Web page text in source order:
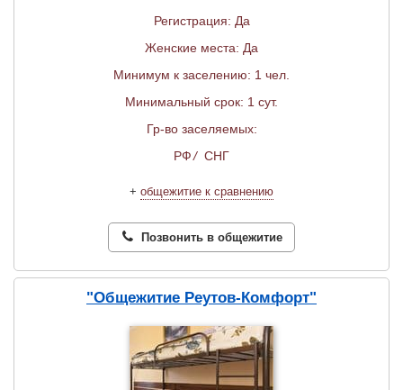
Регистрация: Да
Женские места: Да
Минимум к заселению: 1 чел.
Минимальный срок: 1 сут.
Гр-во заселяемых:
РФ/ СНГ
+ общежитие к сравнению
Позвонить в общежитие
"Общежитие Реутов-Комфорт"